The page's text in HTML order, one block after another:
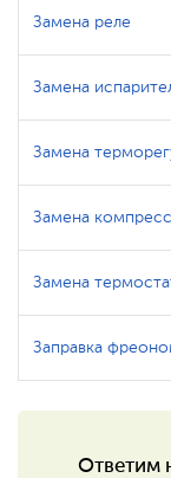
Замена реле
Замена
Замена
Замена
Замена
Заправка
Ответим